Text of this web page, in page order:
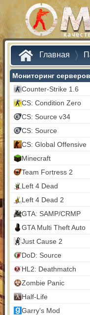
Главная
Мониторинг серверов
Counter-Strike 1.6
CS: Condition Zero
CS: Source v34
CS: Source
CS: Global Offensive
Minecraft
Team Fortress 2
Left 4 Dead
Left 4 Dead 2
GTA: SAMP/CRMP
GTA Multi Theft Auto
Just Cause 2
DoD: Source
HL2: Deathmatch
Zombie Panic
Half-Life
Garry's Mod